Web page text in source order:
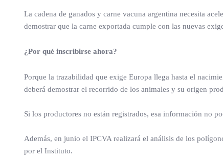
La cadena de ganados y carne vacuna argentina necesita
demostrar que la carne exportada cumple con las nuevas
¿Por qué inscribirse ahora?
Porque la trazabilidad que exige Europa llega hasta el
deberá demostrar el recorrido de los animales y su origen
Si los productores no están registrados, esa información no
Además, en junio el IPCVA realizará el análisis de los
por el Instituto.